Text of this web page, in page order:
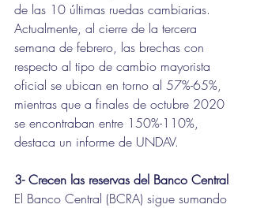
de las 10 últimas ruedas cambiarias.
Actualmente, al cierre de la tercera
semana de febrero, las brechas con
respecto al tipo de cambio mayorista
oficial se ubican en torno al 57%-65%,
mientras que a finales de octubre 2020
se encontraban entre 150%-110%,
destaca un informe de UNDAV.
3- Crecen las reservas del Banco Central
El Banco Central (BCRA) sigue sumando